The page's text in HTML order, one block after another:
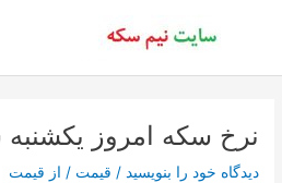
نرخ سکه امروز یکشنبه
دیدگاه‌ خود را بنویسید / قیمت / از قیمت